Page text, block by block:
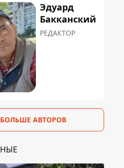
Эдуард
Бакканский
РЕДАКТОР
БОЛЬШЕ АВТОРОВ